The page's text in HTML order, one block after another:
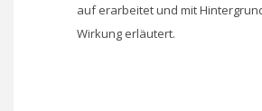
auf erarbeitet und mit
Wirkung erläutert.